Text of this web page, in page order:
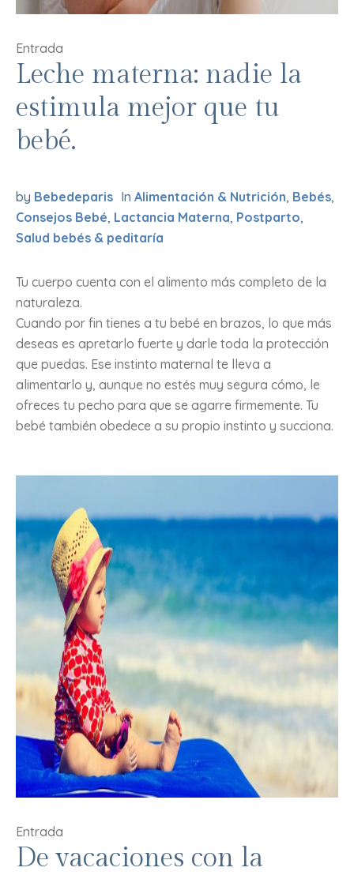
Entrada
Leche materna: nadie la
estimula mejor que tu
bebé.
by Bebedeparis In Alimentación & Nutrición, Bebés,
Consejos Bebé, Lactancia Materna, Postparto,
Salud bebés & peditaría
Tu cuerpo cuenta con el alimento más completo de la
naturaleza.
Cuando por fin tienes a tu bebé en brazos, lo que más
deseas es apretarlo fuerte y darle toda la protección
que puedas. Ese instinto maternal te lleva a
alimentarlo y, aunque no estés muy segura cómo, le
ofreces tu pecho para que se agarre firmemente. Tu
bebé también obedece a su propio instinto y succiona.
Entrada
De vacaciones con la